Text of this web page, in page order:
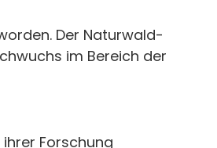
Der Naturwald-
im Bereich der
Forschung